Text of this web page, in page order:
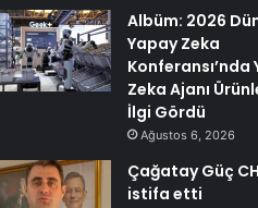
Albüm: 2026
Yapay Zeka
Konferansı’nda
Zeka Ajanı
İlgi Gördü
Ağustos 6, 2026
Çağatay Güç
istifa etti